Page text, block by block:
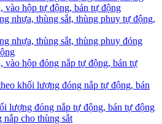
vào hộp tự động, bán tự động
nhựa, thùng sắt, thùng phuy tự động,
nhựa, thùng sắt, thùng phuy đóng
vào hộp đóng nắp tự động, bán tự
khối lượng đóng nắp tự động, bán
lượng đóng nắp tự động, bán tự động
cho thùng sắt